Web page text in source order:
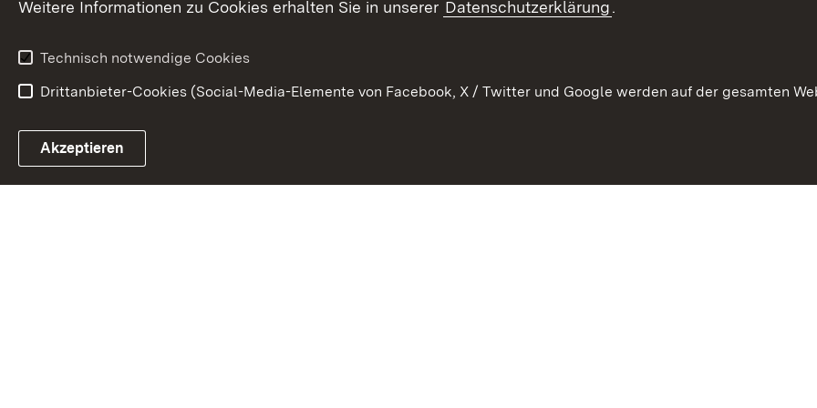
Link zum Landesportal
Weitere Informationen zu Cookies erhalten Sie in unserer Datenschutzerklärung.
Technisch notwendige Cookies
Drittanbieter-Cookies (Social-Media-Elemente von Facebook, X / Twitter und Google werden auf der gesamten
Akzeptieren